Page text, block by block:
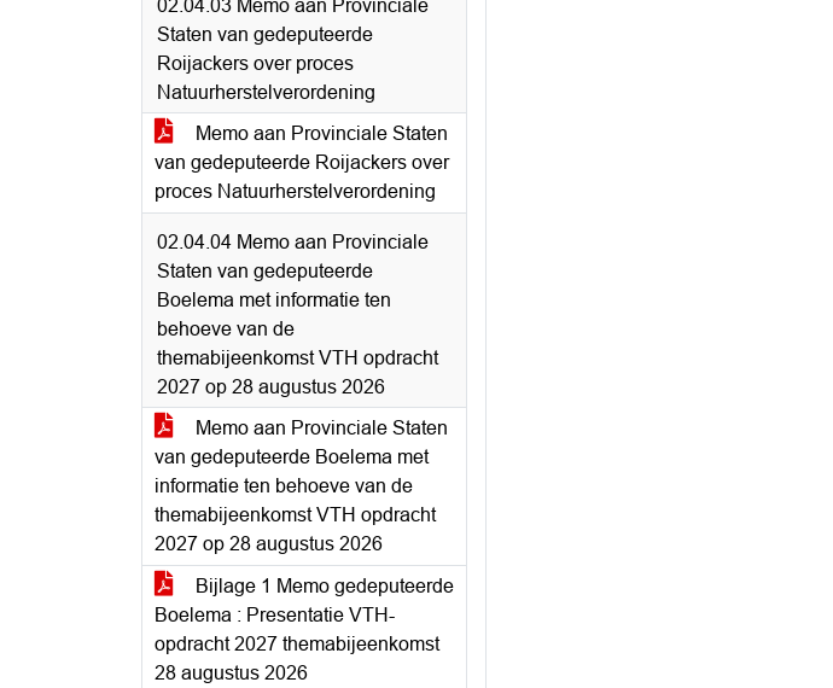
02.04.03 Memo aan Provinciale
Staten van gedeputeerde
Roijackers over proces
Natuurherstelverordening
Memo aan Provinciale Staten
van gedeputeerde Roijackers over
proces Natuurherstelverordening
02.04.04 Memo aan Provinciale
Staten van gedeputeerde
Boelema met informatie ten
behoeve van de
themabijeenkomst VTH opdracht
2027 op 28 augustus 2026
Memo aan Provinciale Staten
van gedeputeerde Boelema met
informatie ten behoeve van de
themabijeenkomst VTH opdracht
2027 op 28 augustus 2026
Bijlage 1 Memo gedeputeerde
Boelema : Presentatie VTH-
opdracht 2027 themabijeenkomst
28 augustus 2026